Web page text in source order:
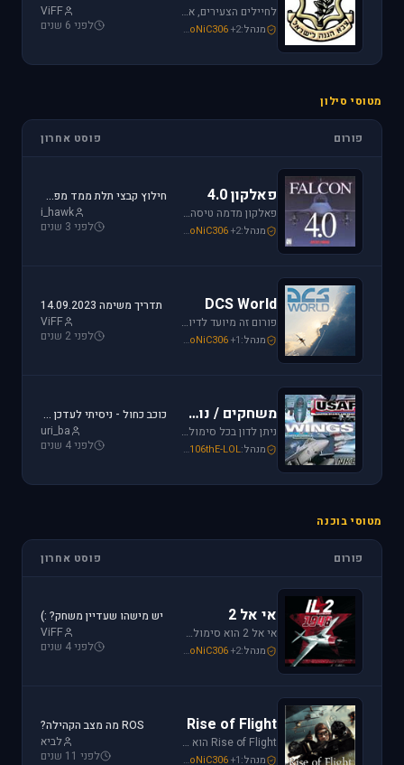
לחיילים הצעירים, אלו שעומדים ללבוש מדי זית ואלה שעדין קמים בבוקר לבית ספר, את כל הפרטים אודות הגיוס תמצאו כאן.
מנהל: loven SoNiC306+2
ViFF
לפני 6 שנים
מטוסי סילון
פורום פוסט אחרון
פאלקון 4.0
פאלקון מדמה טיסה בצורה ריאליסטית ומתקדמת במטוס ה-F-16. מתקשים? זקוקים לעזרה? רוצים לשתף תמונה או וידיאו מהטיסה שלכם ב- Falcon זהו הפורום המתאים.
מנהל: i_hawk SoNiC306+2
חילוץ קבצי תלת ממד מפאלקון
i_hawk
לפני 3 שנים
DCS World
פורום זה מיועד לדיון בסדרת הסימולטורים Digital Combat Simulator וכן בסדרת Lock On Modern Air Combat. מחפשים תמיכה? או סתם רוצים לשתף מידע ותמונות זהו המקום הנכון.
מנהל: SoNiC306+1
תדריך משימה 14.09.2023
ViFF
לפני 2 שנים
משחקים / נוסטלגיה
ניתן לדון בכל סימולטור טיסה או משחקים שאינם בגדר סימולטורים אשר אין להם פורום נפרד ובסימולטורים נוסטלגיים כגון: אף-15, אף-18, חיל האויר האמריקני, כוכב כחול - "חיל האויר הישראלי" וסטרייק פייטרס.
מנהל: Mike_69th ,106thE-LOL
כוכב כחול - ניסיתי לעדכן את לגירסה 1.1 וקיבלתי הודעת שגיאה.
uri_ba
לפני 4 שנים
מטוסי בוכנה
פורום פוסט אחרון
אי אל 2
אי אל 2 הוא סימולטור מלחמת העולם השניה מבית Oleg Maddox. טוס בספיטפייר ומוסטנג ושנה את ההיסטוריה במלחמות מעל שמי אירופה, צפון אפריקה והמזרח הרחוק.
מנהל: SoNiC306+2
יש מישהו שעדיין משחק? :)
ViFF
לפני 4 שנים
Rise of Flight
Rise of Flight הוא סימולטור מלחמת העולם הראשונה הטוב ביותר שיש! טוס בשמים הווירטואליים במטוסים האגדיים, Sopwith Camel, S.E.5a, Albatros D.Va וה-Fokker Dr.1 שטסו בהם אבירי מלחמת העולם. השמיים הווירטואליים צריכים אותך!
מנהל: Mike_69th SoNiC306+1
ROS מה מצב הקהילה?
לביא
לפני 11 שנים